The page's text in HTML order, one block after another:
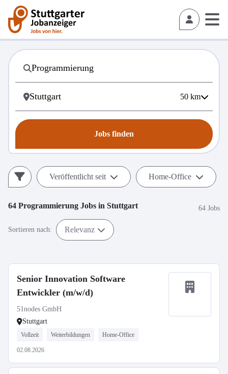
50 km
Jobs finden
Veröffentlicht seit Home-Office
64 Programmierung Jobs in Stuttgart 64 Jobs
Sortieren nach: Relevanz
Senior Innovation Software
Entwickler (m/w/d)
51nodes GmbH
Stuttgart
Vollzeit Weiterbildungen Home-Office
02.08.2026